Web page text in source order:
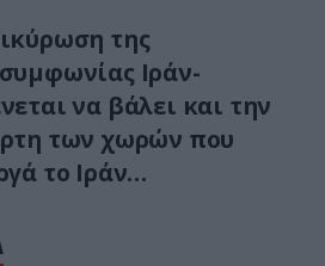
της
Ιράν-
να βάλει και την
των χωρών που
το Ιράν…